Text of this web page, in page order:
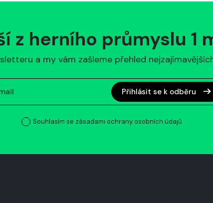
z herního průmyslu 1
a my vám zašleme přehled
Přihlásit se k odběru
Souhlasím se zásadami ochrany osobních údajů